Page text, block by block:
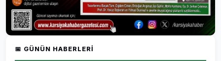
📅 GÜNÜN HABERLERI